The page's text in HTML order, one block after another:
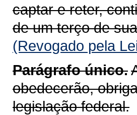
captar e reter,
de um terço de
(Revogado pela
Parágrafo único.
obedecerão,
legislação federal.